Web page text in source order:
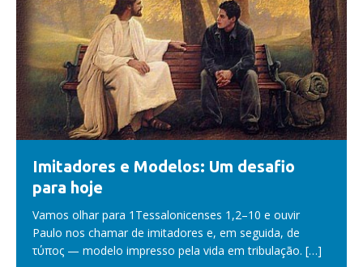
Imitadores e Modelos: Um desafio
para hoje
Vamos olhar para 1Tessalonicenses 1,2–10 e ouvir
Paulo nos chamar de imitadores e, em seguida, de
τύπος — modelo impresso pela vida em tribulação. […]